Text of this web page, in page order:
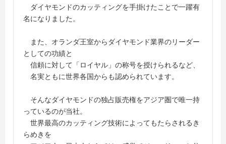
ダイヤモンドのカッティングを手掛けたことで一躍有
名になりました。
また、オランダ王室からダイヤモンド業界のリーダー
としての功績と
信頼に対して「ロイヤル」の称号を授けられるなど、
名実ともに世界各国からも認められています。
そんなダイヤモンドの独占販売権をアジア圏で唯一持
っているのが当社。
世界最高のカッティング技術によってもたらされるき
らめきを